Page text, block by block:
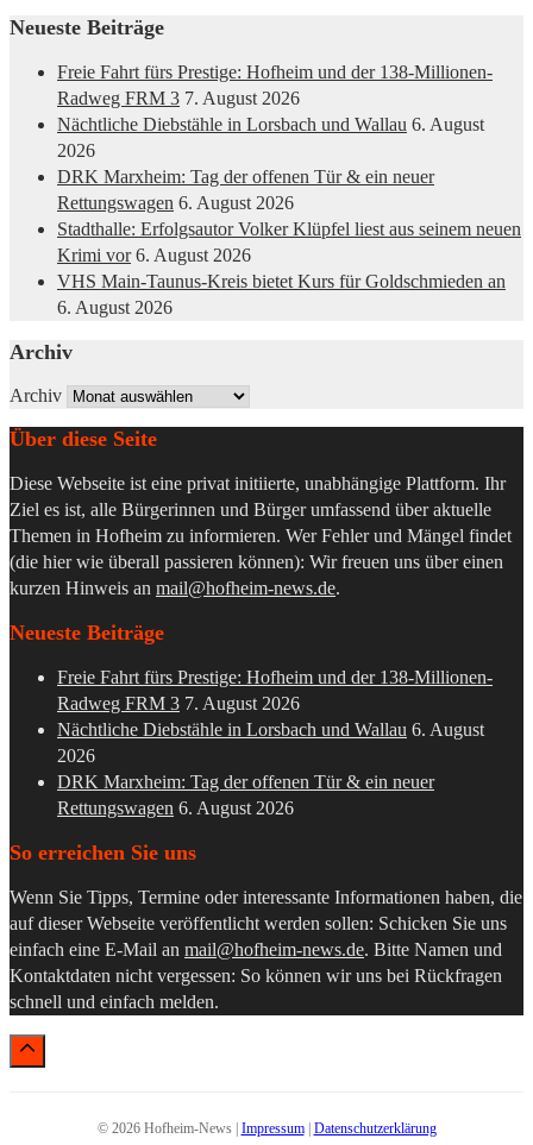
Neueste Beiträge
Freie Fahrt fürs Prestige: Hofheim und der 138-Millionen-
Radweg FRM 3 7. August 2026
Nächtliche Diebstähle in Lorsbach und Wallau 6. August
2026
DRK Marxheim: Tag der offenen Tür & ein neuer
Rettungswagen 6. August 2026
Stadthalle: Erfolgsautor Volker Klüpfel liest aus seinem neuen
Krimi vor 6. August 2026
VHS Main-Taunus-Kreis bietet Kurs für Goldschmieden an
6. August 2026
Archiv
Archiv
Über diese Seite
Diese Webseite ist eine privat initiierte, unabhängige Plattform. Ihr
Ziel es ist, alle Bürgerinnen und Bürger umfassend über aktuelle
Themen in Hofheim zu informieren. Wer Fehler und Mängel findet
(die hier wie überall passieren können): Wir freuen uns über einen
kurzen Hinweis an mail@hofheim-news.de.
Neueste Beiträge
Freie Fahrt fürs Prestige: Hofheim und der 138-Millionen-
Radweg FRM 3 7. August 2026
Nächtliche Diebstähle in Lorsbach und Wallau 6. August
2026
DRK Marxheim: Tag der offenen Tür & ein neuer
Rettungswagen 6. August 2026
So erreichen Sie uns
Wenn Sie Tipps, Termine oder interessante Informationen haben, die
auf dieser Webseite veröffentlicht werden sollen: Schicken Sie uns
einfach eine E-Mail an mail@hofheim-news.de. Bitte Namen und
Kontaktdaten nicht vergessen: So können wir uns bei Rückfragen
schnell und einfach melden.
© 2026 Hofheim-News | Impressum| Datenschutzerklärung